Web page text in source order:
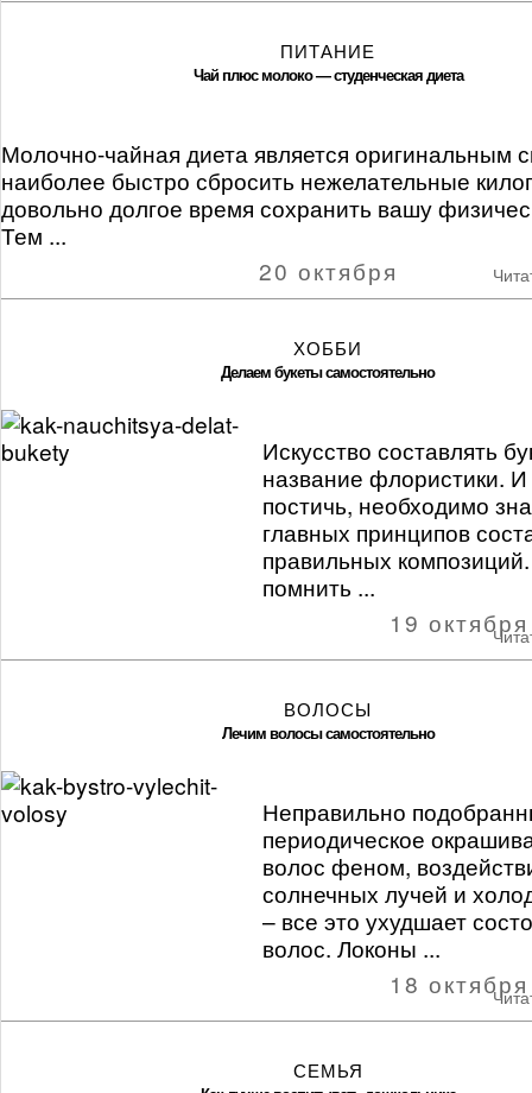
ПИТАНИЕ
Чай плюс молоко — студенческая диета
Молочно-чайная диета является оригинальным
наиболее быстро сбросить нежелательные
довольно долгое время сохранить вашу
Тем ...
20 октября
ХОББИ
Делаем букеты самостоятельно
Искусство составлять
название флористики.
постичь, необходимо
главных принципов
правильных
помнить ...
19 октября
ВОЛОСЫ
Лечим волосы самостоятельно
Неправильно
периодическое
волос феном,
солнечных лучей и
– все это ухудшает
волос. Локоны ...
18 октября
СЕМЬЯ